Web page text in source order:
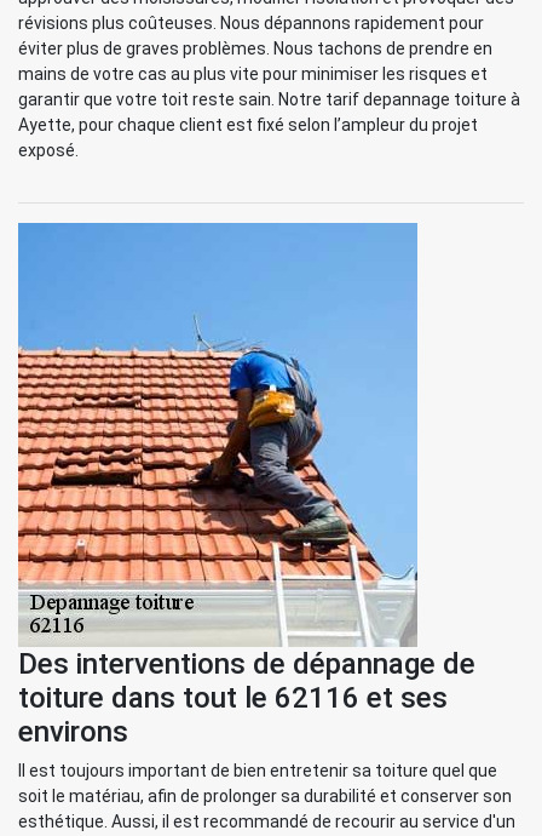
révisions plus coûteuses. Nous dépannons rapidement pour
éviter plus de graves problèmes. Nous tachons de prendre en
mains de votre cas au plus vite pour minimiser les risques et
garantir que votre toit reste sain. Notre tarif depannage toiture à
Ayette, pour chaque client est fixé selon l’ampleur du projet
exposé.
Des interventions de dépannage de
toiture dans tout le 62116 et ses
environs
Il est toujours important de bien entretenir sa toiture quel que
soit le matériau, afin de prolonger sa durabilité et conserver son
esthétique. Aussi, il est recommandé de recourir au service d'un